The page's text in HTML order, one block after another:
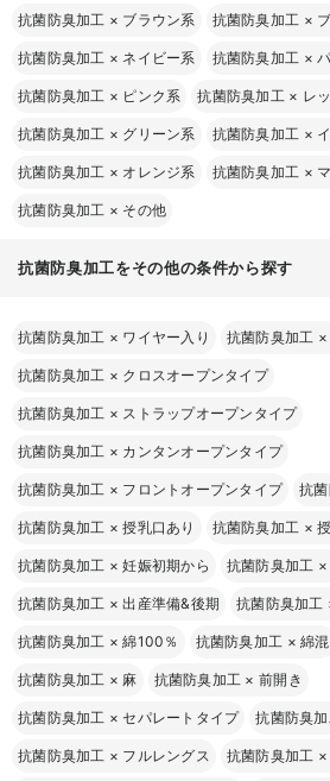
抗菌防臭加工 × ブラウン系 抗菌防臭加工 ×
抗菌防臭加工 × ネイビー系 抗菌防臭加工 ×
抗菌防臭加工 × ピンク系 抗菌防臭加工 × レ
抗菌防臭加工 × グリーン系 抗菌防臭加工 ×
抗菌防臭加工 × オレンジ系 抗菌防臭加工 ×
抗菌防臭加工 × その他
抗菌防臭加工をその他の条件から探す
抗菌防臭加工 × ワイヤー入り 抗菌防臭加工 ×
抗菌防臭加工 × クロスオープンタイプ
抗菌防臭加工 × ストラップオープンタイプ
抗菌防臭加工 × カンタンオープンタイプ
抗菌防臭加工 × フロントオープンタイプ 抗
抗菌防臭加工 ×授乳口あり 抗菌防臭加工 ×
抗菌防臭加工 ×妊娠初期から 抗菌防臭加工
抗菌防臭加工 ×出産準備&後期 抗菌防臭加工
抗菌防臭加工 ×綿100％ 抗菌防臭加工 ×綿混
抗菌防臭加工 × 麻 抗菌防臭加工 × 前開き
抗菌防臭加工 ×セパレートタイプ 抗菌防臭
抗菌防臭加工 × フルレングス 抗菌防臭加工 ×